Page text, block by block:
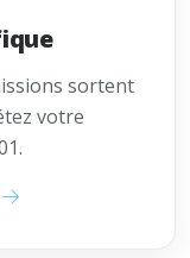
sortent
votre